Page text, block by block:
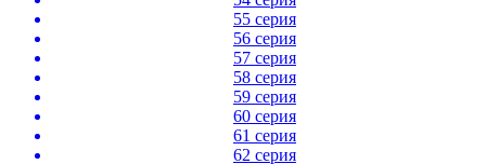
55 серия
56 серия
57 серия
58 серия
59 серия
60 серия
61 серия
62 серия